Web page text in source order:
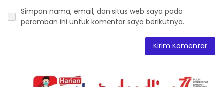
Simpan nama, email, dan situs web saya pada
peramban ini untuk komentar saya berikutnya.